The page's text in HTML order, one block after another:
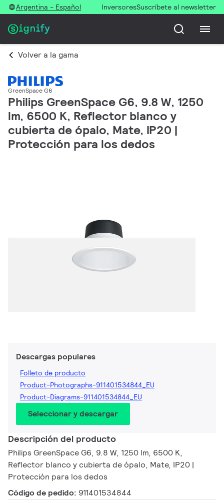
Argentina - Español InversoresSuscríbete al newsletter
Volver a la gama
GreenSpace G6
Philips GreenSpace G6, 9.8 W, 1250
lm, 6500 K, Reflector blanco y
cubierta de ópalo, Mate, IP20 |
Protección para los dedos
Descargas populares
Folleto de producto
Product-Photographs-911401534844_EU
Product-Diagrams-911401534844_EU
Seleccionar y descargar
Descripción del producto
Philips GreenSpace G6, 9.8 W, 1250 lm, 6500 K,
Reflector blanco y cubierta de ópalo, Mate, IP20 |
Protección para los dedos
Código de pedido: 911401534844